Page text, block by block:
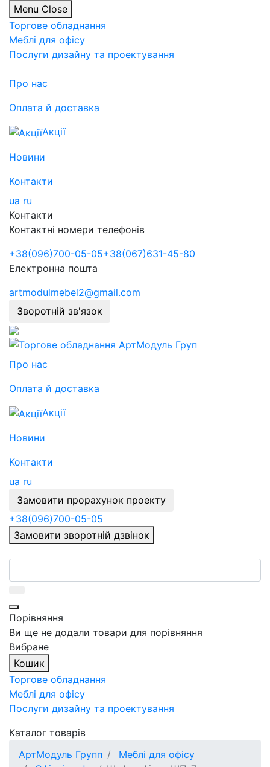
Menu Close
Торгове обладнання
Меблі для офісу
Послуги дизайну та проектування
Про нас
Оплата й доставка
Акції
Новини
Контакти
ua ru
Контакти
Контактні номери телефонів
+38(096)700-05-05+38(067)631-45-80
Електронна пошта
artmodulmebel2@gmail.com
Зворотній зв'язок
Про нас
Оплата й доставка
Акції
Новини
Контакти
ua ru
Замовити прорахунок проекту
+38(096)700-05-05
Замовити зворотній дзвінок
Порівняння
Ви ще не додали товари для порівняння
Вибране
Кошик
Торгове обладнання
Меблі для офісу
Послуги дизайну та проектування
Каталог товарів
АртМодуль Групп
Меблі для офісу